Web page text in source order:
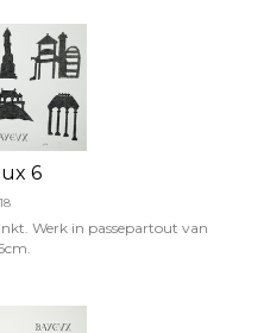
6
Werk in passepartout van